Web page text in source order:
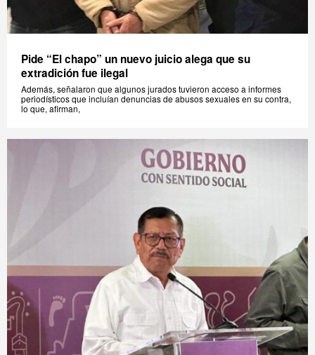
Pide “El chapo” un nuevo juicio alega que su
extradición fue ilegal
Además, señalaron que algunos jurados tuvieron acceso a informes
periodísticos que incluían denuncias de abusos sexuales en su contra,
lo que, afirman,